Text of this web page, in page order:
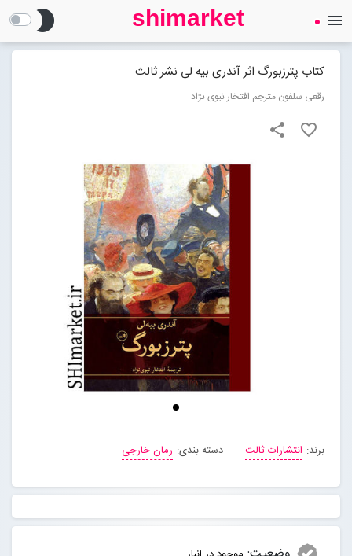
SHIMARKET
فروشگاه اینترنتی کتاب
brightness_2 shimarket menu
کتاب پترزبورگ اثر آندری بیه لی نشر ثالث
رقعی سلفون مترجم افتخار نبوی نژاد
favorite_border
share
برند: انتشارات ثالث دسته بندی: رمان خارجی